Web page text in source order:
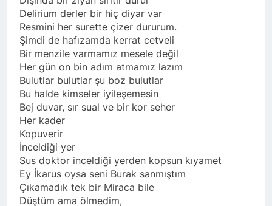
Delirium derler bir hiç diyar var
Resmini her surette çizer dururum.
Şimdi de hafızamda kerrat cetveli
Bir menzile varmamız mesele değil
Her gün on bin adım atmamız lazım
Bulutlar bulutlar şu boz bulutlar
Bu halde kimseler iyileşemesin
Bej duvar, sır sual ve bir kor seher
Her kader
Kopuverir
İnceldiği yer
Sus doktor inceldiği yerden kopsun kıyamet
Ey İkarus oysa seni Burak sanmıştım
Çıkamadık tek bir Miraca bile
Düştüm ama ölmedim,